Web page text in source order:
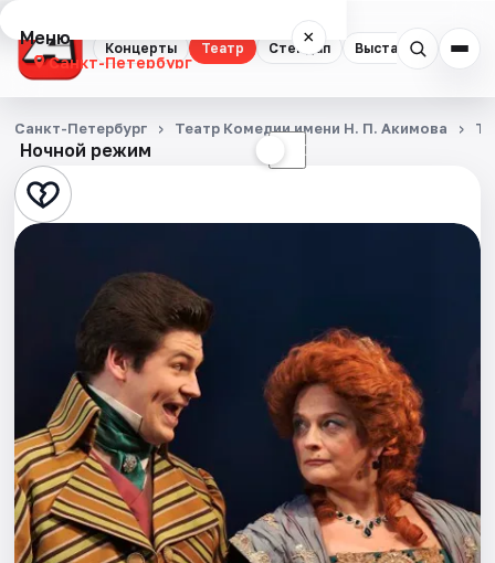
Концерты Театр Стендап Выставки
Меню ×
Санкт-Петербург
Концерты
Театр
Стендап
Экскурсии
Спорт
События
Города
Ночной режим ☾
Санкт-Петербург Театр Комедии имени Н. П. Акимова